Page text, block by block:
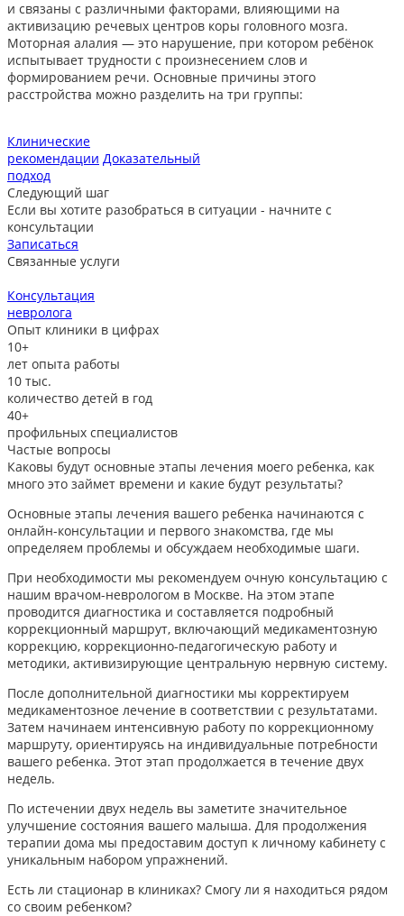
и связаны с различными факторами, влияющими на
активизацию речевых центров коры головного мозга.
Моторная алалия — это нарушение, при котором ребёнок
испытывает трудности с произнесением слов и
формированием речи. Основные причины этого
расстройства можно разделить на три группы:
Клинические
рекомендации Доказательный
подход
Следующий шаг
Если вы хотите разобраться в ситуации - начните с
консультации
Записаться
Связанные услуги
Консультация
невролога
Опыт клиники в цифрах
10+
лет опыта работы
10 тыс.
количество детей в год
40+
профильных специалистов
Частые вопросы
Каковы будут основные этапы лечения моего ребенка, как
много это займет времени и какие будут результаты?
Основные этапы лечения вашего ребенка начинаются с
онлайн-консультации и первого знакомства, где мы
определяем проблемы и обсуждаем необходимые шаги.
При необходимости мы рекомендуем очную консультацию с
нашим врачом-неврологом в Москве. На этом этапе
проводится диагностика и составляется подробный
коррекционный маршрут, включающий медикаментозную
коррекцию, коррекционно-педагогическую работу и
методики, активизирующие центральную нервную систему.
После дополнительной диагностики мы корректируем
медикаментозное лечение в соответствии с результатами.
Затем начинаем интенсивную работу по коррекционному
маршруту, ориентируясь на индивидуальные потребности
вашего ребенка. Этот этап продолжается в течение двух
недель.
По истечении двух недель вы заметите значительное
улучшение состояния вашего малыша. Для продолжения
терапии дома мы предоставим доступ к личному кабинету с
уникальным набором упражнений.
Есть ли стационар в клиниках? Смогу ли я находиться рядом
со своим ребенком?